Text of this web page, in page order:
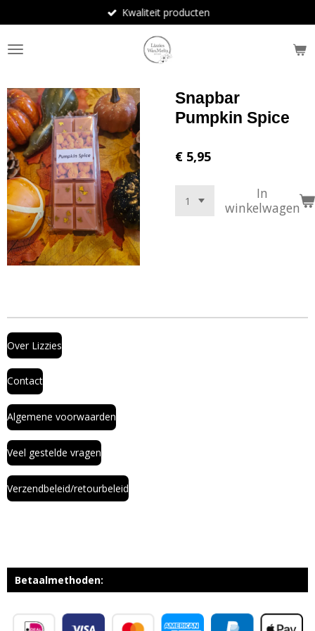
direct
naar
de
Kwaliteit producten
Snapbar
Pumpkin Spice
€ 5,95
In
winkelwagen
Over Lizzies
Contact
Algemene voorwaarden
Veel gestelde vragen
Verzendbeleid/retourbeleid
Betaalmethoden: